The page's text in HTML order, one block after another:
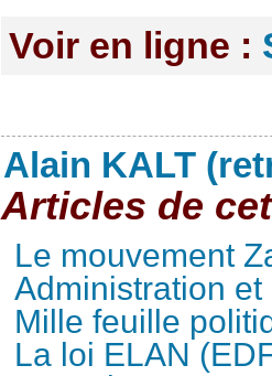
Voir en ligne :
Alain KALT
Articles de
Le mouvement
Administration
Mille feuille
La loi ELAN